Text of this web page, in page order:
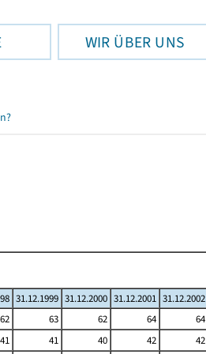
WIR ÜBER UNS
31.12.1999 31.12.2000 31.12.2001 31.12.2002
62 63 62 64 64
41 41 40 42 42